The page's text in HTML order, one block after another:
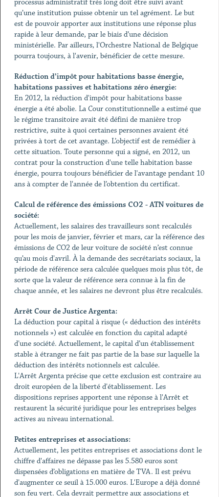
processus administratif très long doit être suivi avant
qu’une institution puisse obtenir un tel agrément. Le but
est de pouvoir apporter aux institutions une réponse plus
rapide à leur demande, par le biais d’une décision
ministérielle. Par ailleurs, l'Orchestre National de Belgique
pourra toujours, à l'avenir, bénéficier de cette mesure.
Réduction d’impôt pour habitations basse énergie,
habitations passives et habitations zéro énergie:
En 2012, la réduction d'impôt pour habitations basse
énergie a été abolie. La Cour constitutionnelle a estimé que
le régime transitoire avait été défini de manière trop
restrictive, suite à quoi certaines personnes avaient été
privées à tort de cet avantage. L’objectif est de remédier à
cette situation. Toute personne qui a signé, en 2012, un
contrat pour la construction d'une telle habitation basse
énergie, pourra toujours bénéficier de l'avantage pendant 10
ans à compter de l'année de l’obtention du certificat.
Calcul de référence des émissions CO2 - ATN voitures de
société:
Actuellement, les salaires des travailleurs sont recalculés
pour les mois de janvier, février et mars, car la référence des
émissions de CO2 de leur voiture de société n’est connue
qu’au mois d'avril. À la demande des secrétariats sociaux, la
période de référence sera calculée quelques mois plus tôt, de
sorte que la valeur de référence sera connue à la fin de
chaque année, et les salaires ne devront plus être recalculés.
Arrêt Cour de Justice Argenta:
La déduction pour capital à risque (« déduction des intérêts
notionnels ») est calculée en fonction du capital adapté
d'une société. Actuellement, le capital d’un établissement
stable à étranger ne fait pas partie de la base sur laquelle la
déduction des intérêts notionnels est calculée.
L'Arrêt Argenta précise que cette exclusion est contraire au
droit européen de la liberté d'établissement. Les
dispositions reprises apportent une réponse à l'Arrêt et
restaurent la sécurité juridique pour les entreprises belges
actives au niveau international.
Petites entreprises et associations:
Actuellement, les petites entreprises et associations dont le
chiffre d'affaires ne dépasse pas les 5.580 euros sont
dispensées d’obligations en matière de TVA. Il est prévu
d'augmenter ce seuil à 15.000 euros. L'Europe a déjà donné
son feu vert. Cela devrait permettre aux associations et